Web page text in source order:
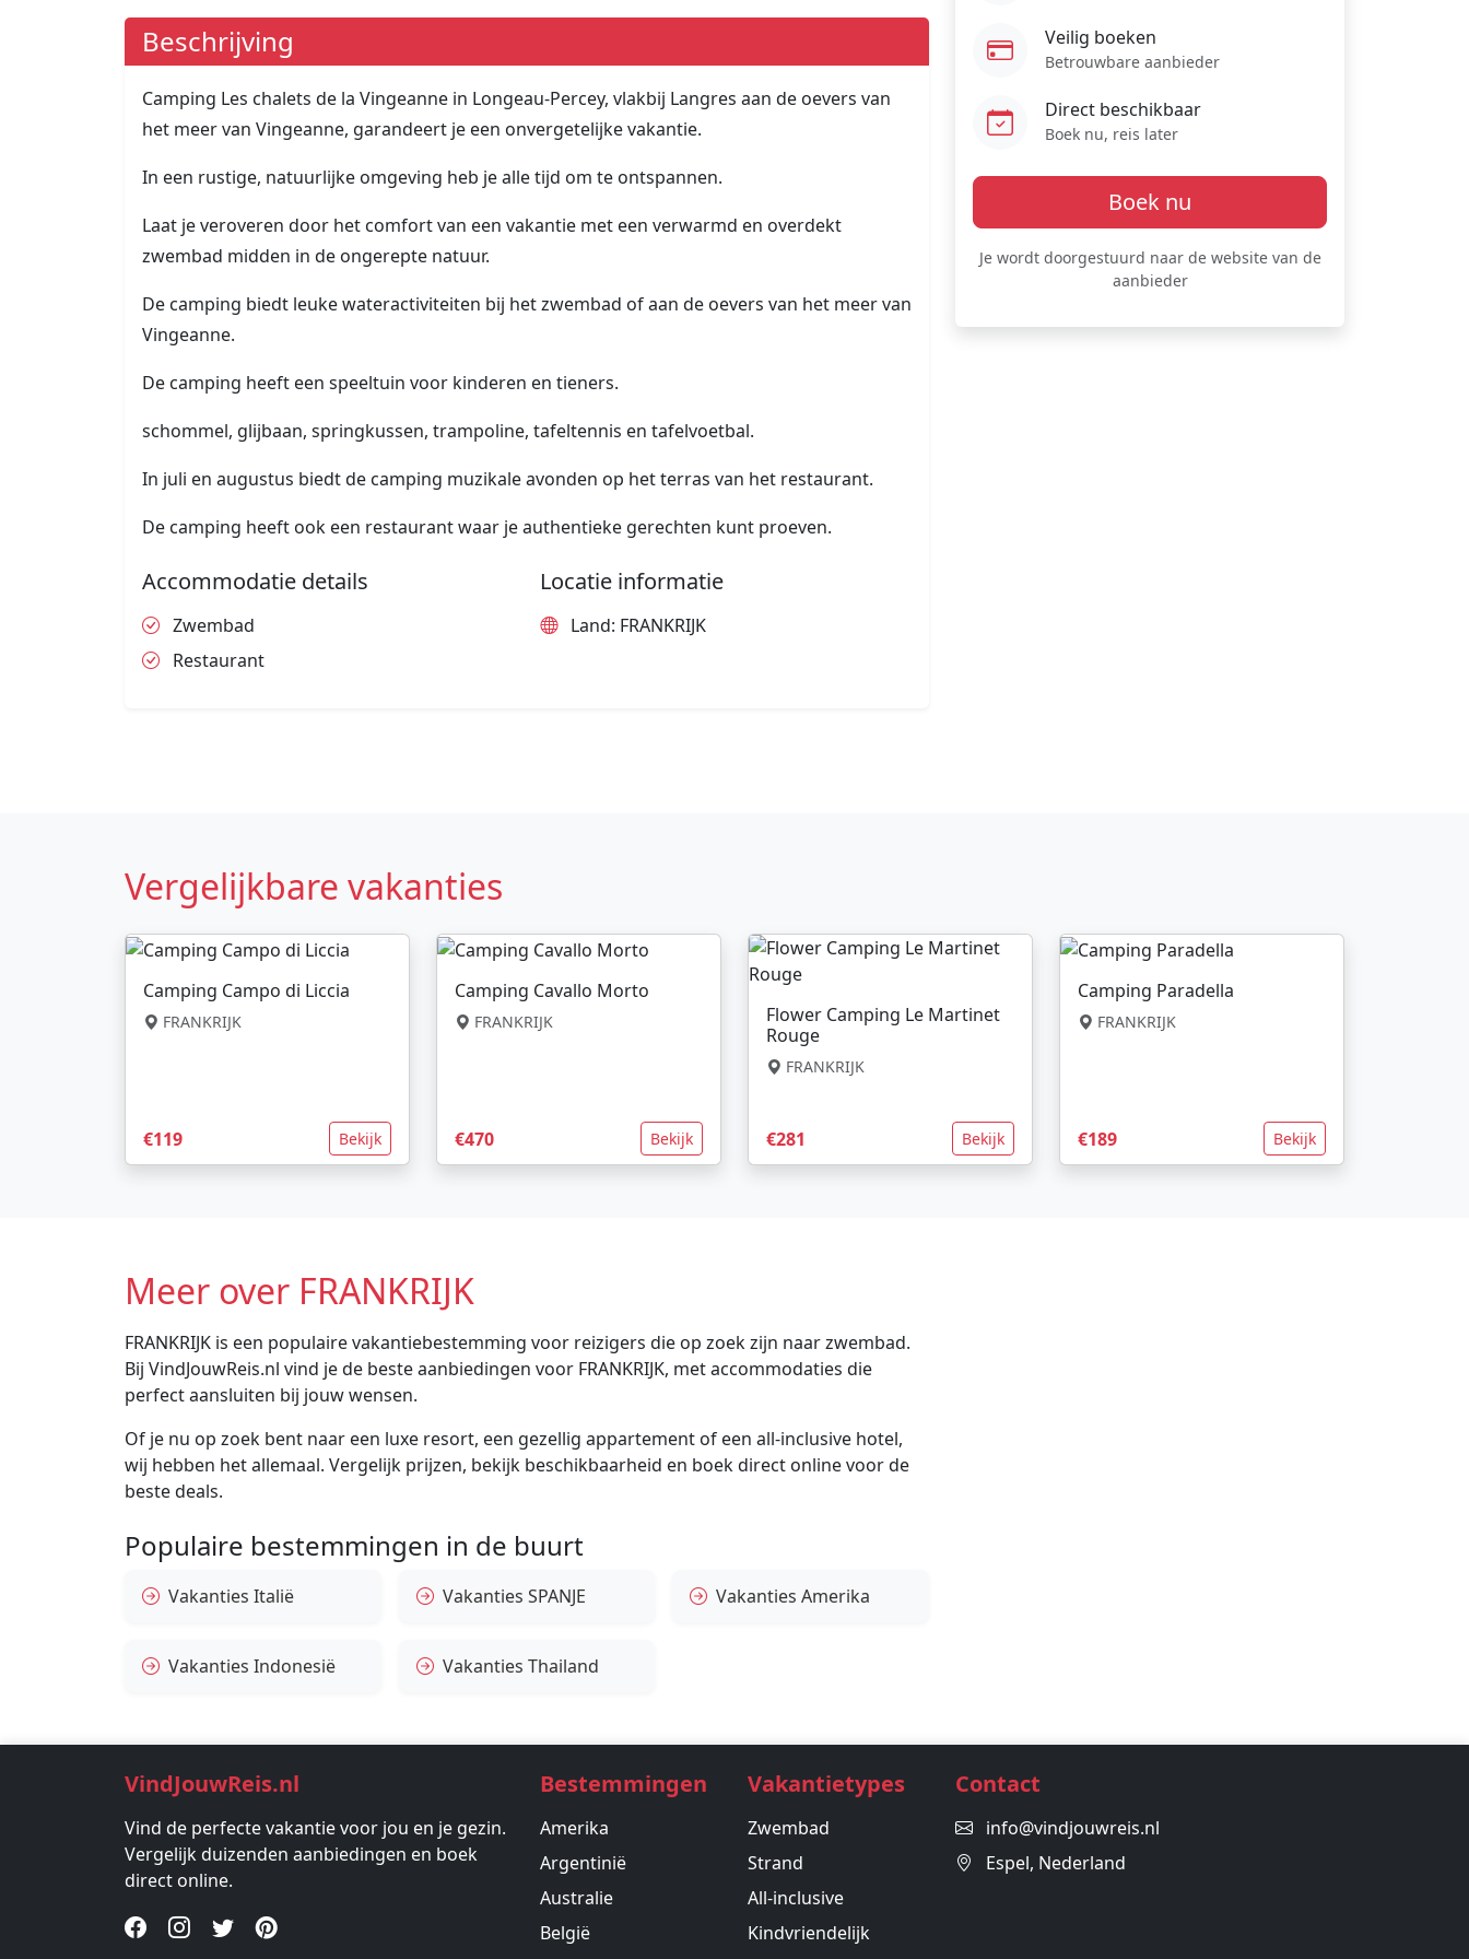
Beschrijving
Camping Les chalets de la Vingeanne in Longeau-Percey, vlakbij Langres aan de oevers van
het meer van Vingeanne, garandeert je een onvergetelijke vakantie.
In een rustige, natuurlijke omgeving heb je alle tijd om te ontspannen.
Laat je veroveren door het comfort van een vakantie met een verwarmd en overdekt
zwembad midden in de ongerepte natuur.
De camping biedt leuke wateractiviteiten bij het zwembad of aan de oevers van het meer van
Vingeanne.
De camping heeft een speeltuin voor kinderen en tieners.
schommel, glijbaan, springkussen, trampoline, tafeltennis en tafelvoetbal.
In juli en augustus biedt de camping muzikale avonden op het terras van het restaurant.
De camping heeft ook een restaurant waar je authentieke gerechten kunt proeven.
Accommodatie details
Zwembad
Restaurant
Locatie informatie
Land: FRANKRIJK
Veilig boeken
Betrouwbare aanbieder
Direct beschikbaar
Boek nu, reis later
Boek nu
Je wordt doorgestuurd naar de website van de
aanbieder
Vergelijkbare vakanties
Camping Campo di Liccia
FRANKRIJK
€119 Bekijk
Camping Cavallo Morto
FRANKRIJK
€470 Bekijk
Flower Camping Le Martinet
Rouge
FRANKRIJK
€281 Bekijk
Camping Paradella
FRANKRIJK
€189 Bekijk
Meer over FRANKRIJK
FRANKRIJK is een populaire vakantiebestemming voor reizigers die op zoek zijn naar zwembad.
Bij VindJouwReis.nl vind je de beste aanbiedingen voor FRANKRIJK, met accommodaties die
perfect aansluiten bij jouw wensen.
Of je nu op zoek bent naar een luxe resort, een gezellig appartement of een all-inclusive hotel,
wij hebben het allemaal. Vergelijk prijzen, bekijk beschikbaarheid en boek direct online voor de
beste deals.
Populaire bestemmingen in de buurt
Vakanties Italië Vakanties SPANJE Vakanties Amerika
Vakanties Indonesië Vakanties Thailand
VindJouwReis.nl
Vind de perfecte vakantie voor jou en je gezin.
Vergelijk duizenden aanbiedingen en boek
direct online.
Bestemmingen
Amerika
Argentinië
Australie
België
Vakantietypes
Zwembad
Strand
All-inclusive
Kindvriendelijk
Contact
info@vindjouwreis.nl
Espel, Nederland